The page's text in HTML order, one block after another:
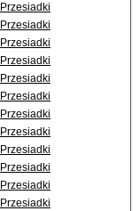
Przesiadki
Przesiadki
Przesiadki
Przesiadki
Przesiadki
Przesiadki
Przesiadki
Przesiadki
Przesiadki
Przesiadki
Przesiadki
Przesiadki